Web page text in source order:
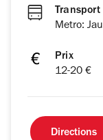
Transport
Metro:
Prix
12-20 €
Directions